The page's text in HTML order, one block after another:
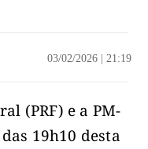
03/02/2026 21:19
(PRF) e a PM-
19h10 desta